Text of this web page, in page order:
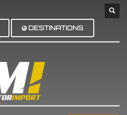
DESTINATIONS